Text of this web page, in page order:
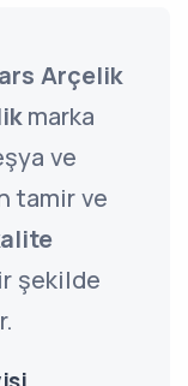
Arçelik
marka
ve
tamir ve
şekilde